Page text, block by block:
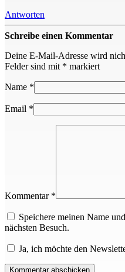
Antworten
Schreibe einen Kommentar
Deine E-Mail-Adresse wird
Felder sind mit * markiert
Name *
Email *
Kommentar *
Speichere meinen Name
nächsten Besuch.
Ja, ich möchte den